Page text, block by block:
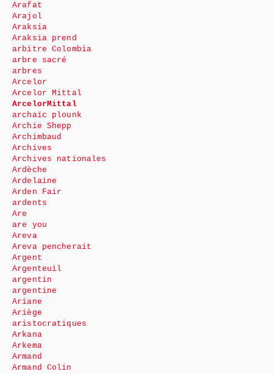
Arafat
Arajol
Araksia
Araksia prend
arbitre Colombia
arbre sacré
arbres
Arcelor
Arcelor Mittal
ArcelorMittal
archaïc plounk
Archie Shepp
Archimbaud
Archives
Archives nationales
Ardèche
Ardelaine
Arden Fair
ardents
Are
are you
Areva
Areva pencherait
Argent
Argenteuil
argentin
argentine
Ariane
Ariège
aristocratiques
Arkana
Arkema
Armand
Armand Colin